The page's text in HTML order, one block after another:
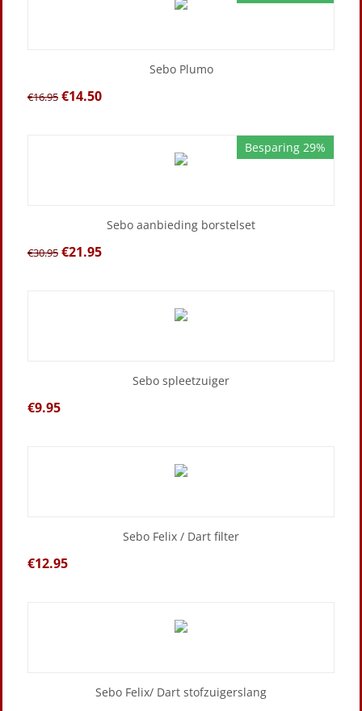
Sebo Plumo
€16.95 €14.50
Besparing 29%
Sebo aanbieding borstelset
€30.95 €21.95
Sebo spleetzuiger
€9.95
Sebo Felix / Dart filter
€12.95
Sebo Felix/ Dart stofzuigerslang